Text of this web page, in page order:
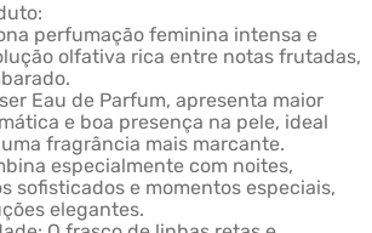
perfumação feminina intensa e
olfativa rica entre notas frutadas,
Eau de Parfum, apresenta maior
e boa presença na pele, ideal
fragrância mais marcante.
especialmente com noites,
sofisticados e momentos especiais,
elegantes.